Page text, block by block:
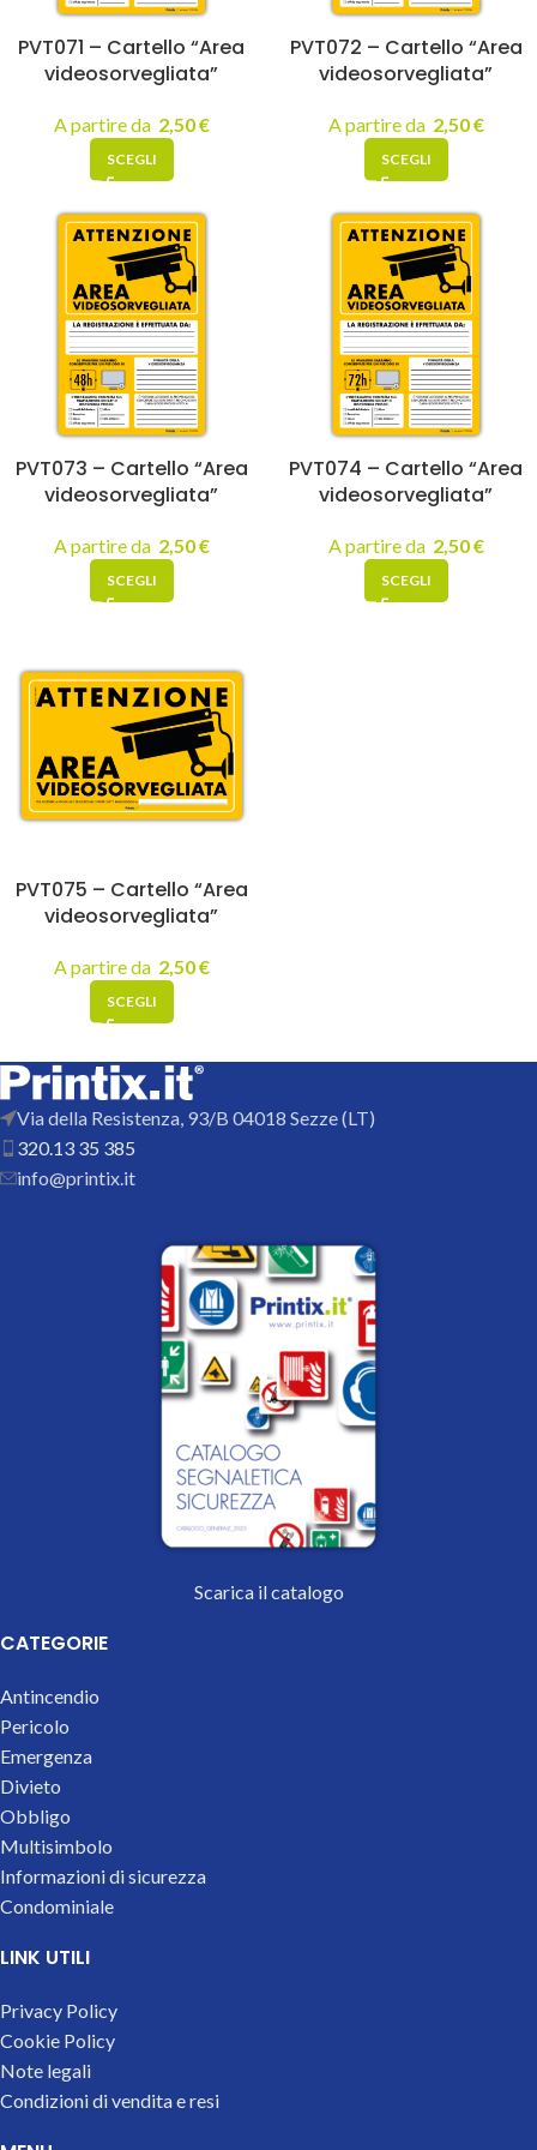
PVT071 – Cartello “Area
videosorvegliata”
A partire da 2,50€
SCEGLI
PVT072 – Cartello “Area
videosorvegliata”
A partire da 2,50€
SCEGLI
PVT073 – Cartello “Area
videosorvegliata”
A partire da 2,50€
SCEGLI
PVT074 – Cartello “Area
videosorvegliata”
A partire da 2,50€
SCEGLI
PVT075 – Cartello “Area
videosorvegliata”
A partire da 2,50€
SCEGLI
Via della Resistenza, 93/B 04018 Sezze (LT)
320.13 35 385
info@printix.it
Scarica il catalogo
CATEGORIE
Antincendio
Pericolo
Emergenza
Divieto
Obbligo
Multisimbolo
Informazioni di sicurezza
Condominiale
LINK UTILI
Privacy Policy
Cookie Policy
Note legali
Condizioni di vendita e resi